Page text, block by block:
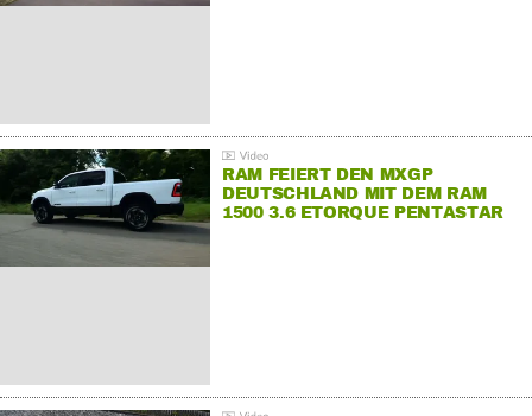
RAM FEIERT DEN MXGP
DEUTSCHLAND MIT DEM RAM
1500 3.6 ETORQUE PENTASTAR